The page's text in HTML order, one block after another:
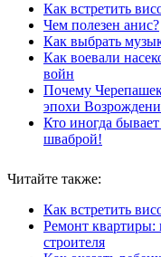
Как встретить
Чем полезен анис?
Как выбрать
Как воевали
войн
Почему
эпохи
Кто иногда
шваброй!
Читайте также:
Как встретить
Ремонт квартиры:
строителя